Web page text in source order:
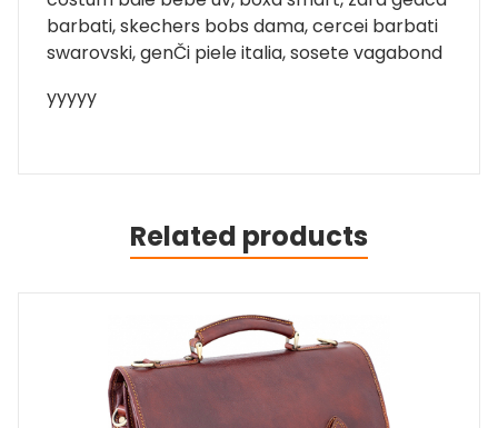
barbati, skechers bobs dama, cercei barbati
swarovski, genČi piele italia, sosete vagabond
yyyyy
Related products